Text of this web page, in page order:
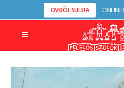
OVIBÓL SULIBA ONLINE